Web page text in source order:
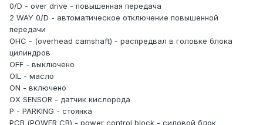
0/D - over drive - повышенная передача
2 WAY 0/D - автоматическое отключение повышенной
передачи
ОНС - (overhead camshaft) - распредвал в головке блока
цилиндров
OFF - выключено
OIL - масло
ON - включено
OX SENSOR - датчик кислорода
Р - PARKING - стоянка
РСВ (POWER CB) - power control block - силовой блок